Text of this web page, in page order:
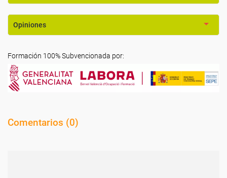
Opiniones
Formación 100% Subvencionada por:
Comentarios (0)